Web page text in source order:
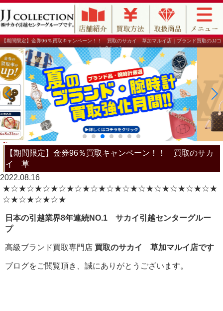
【期間限定】金券96％買取キャンペーン！！ 買取のサカイ 草加マルイ店｜ブランド買取のJJコ
レクション
【期間限定】金券96％買取キャンペーン！！ 買取のサカ
イ 草
2022.08.16
★☆★☆★☆★☆★☆★☆★☆★☆★☆★☆★☆★☆★☆★
☆★☆★☆★☆★
日本の引越業界8年連続NO.1 サカイ引越センターグルー
プ
高級ブランド買取専門店 買取のサカイ 草加マルイ店です
ブログをご閲覧頂き、誠にありがとうございます。